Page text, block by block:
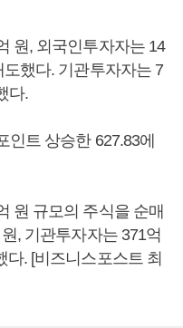
원, 외국인투자자는 14
했다. 기관투자자는 7
다.
트 상승한 627.83에
원 규모의 주식을 순매
, 기관투자자는 371억
. [비즈니스포스트 최